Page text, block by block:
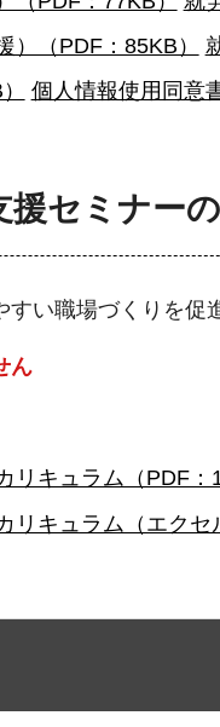
（PDF：85KB）
個人情報使用同意
援セミナー
い職場づくりを
ん
キュラム（PDF：
キュラム（エクセ